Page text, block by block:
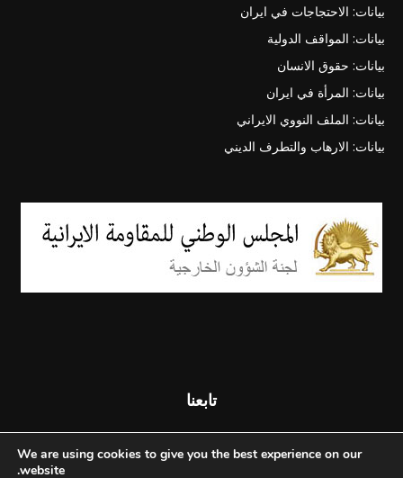
بيانات: الاحتجاجات في ايران
بيانات: المواقف الدولية
بيانات: حقوق الانسان
بيانات: المرأة في ايران
بيانات: الملف النووي الايراني
بيانات: الارهاب والتطرف الديني
تابعنا
We are using cookies to give you the best experience on our
website.